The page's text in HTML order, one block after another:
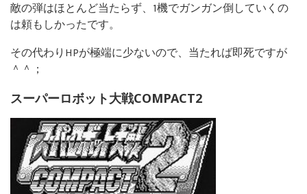
敵の弾はほとんど当たらず、1機でガンガン倒していくの
は頼もしかったです。
その代わりHPが極端に少ないので、当たれば即死ですが
＾＾；
スーパーロボット大戦COMPACT2